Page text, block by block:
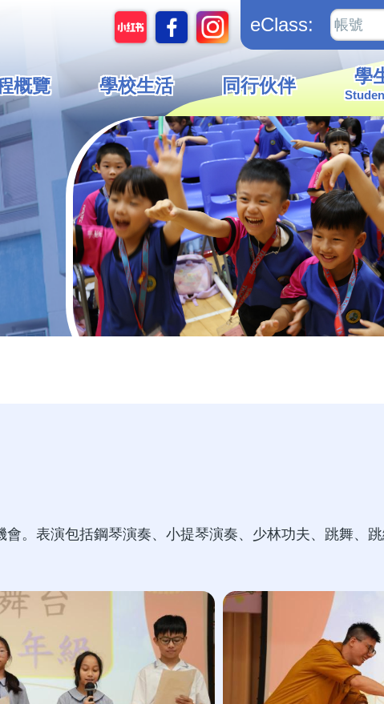
eClass:
概覽 學校生活 同行伙伴 學
。表演包括鋼琴演奏、小提琴演奏、少林功夫、跳舞、跳